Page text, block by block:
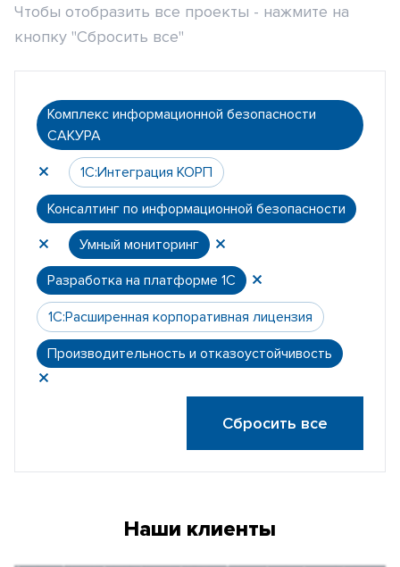
Чтобы отобразить все проекты - нажмите на
кнопку "Сбросить все"
Комплекс информационной безопасности
САКУРА
1С:Интеграция КОРП
Консалтинг по информационной безопасности
Умный мониторинг
Разработка на платформе 1С
1С:Расширенная корпоративная лицензия
Производительность и отказоустойчивость
Сбросить все
Наши клиенты